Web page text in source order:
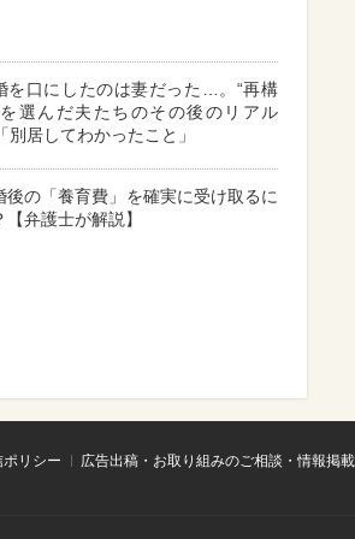
を口にしたのは妻だった…。“再構
選んだ夫たちのその後のリアル
別居してわかったこと」
後の「養育費」を確実に受け取るに
【弁護士が解説】
リシー
広告出稿・お取り組みのご相談・情報掲